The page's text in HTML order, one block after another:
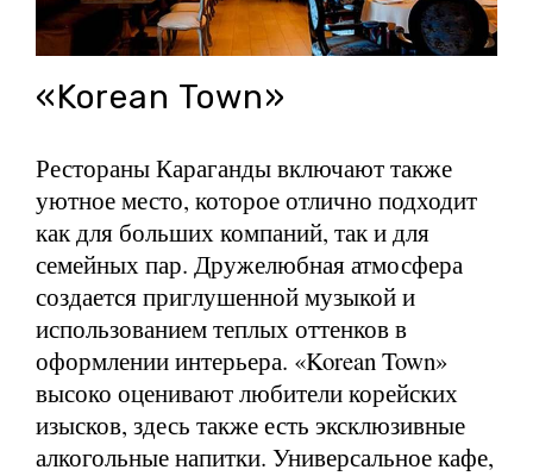
«Korean Town»
Рестораны Караганды включают также
уютное место, которое отлично подходит
как для больших компаний, так и для
семейных пар. Дружелюбная атмосфера
создается приглушенной музыкой и
использованием теплых оттенков в
оформлении интерьера. «Korean Town»
высоко оценивают любители корейских
изысков, здесь также есть эксклюзивные
алкогольные напитки. Универсальное кафе,